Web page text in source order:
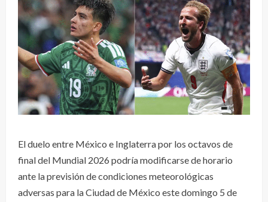
El duelo entre México e Inglaterra por los octavos de
final del Mundial 2026 podría modificarse de horario
ante la previsión de condiciones meteorológicas
adversas para la Ciudad de México este domingo 5 de